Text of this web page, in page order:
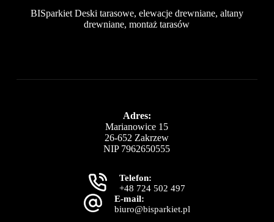
BISparkiet Deski tarasowe, elewacje drewniane, altany
drewniane, montaż tarasów
Adres:
Marianowice 15
26-652 Zakrzew
NIP 7962650555
Telefon:
+48 724 502 497
E-mail:
biuro@bisparkiet.pl